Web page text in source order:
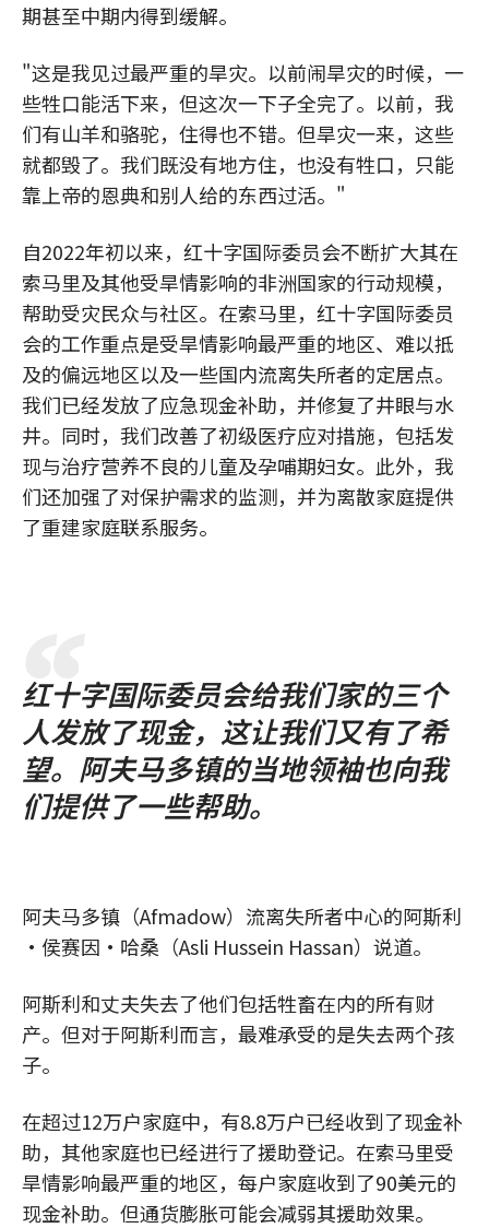
期甚至中期内得到缓解。
"这是我见过最严重的旱灾。以前闹旱灾的时候，一
些牲口能活下来，但这次一下子全完了。以前，我
们有山羊和骆驼，住得也不错。但旱灾一来，这些
就都毁了。我们既没有地方住，也没有牲口，只能
靠上帝的恩典和别人给的东西过活。"
自2022年初以来，红十字国际委员会不断扩大其在
索马里及其他受旱情影响的非洲国家的行动规模，
帮助受灾民众与社区。在索马里，红十字国际委员
会的工作重点是受旱情影响最严重的地区、难以抵
及的偏远地区以及一些国内流离失所者的定居点。
我们已经发放了应急现金补助，并修复了井眼与水
井。同时，我们改善了初级医疗应对措施，包括发
现与治疗营养不良的儿童及孕哺期妇女。此外，我
们还加强了对保护需求的监测，并为离散家庭提供
了重建家庭联系服务。
红十字国际委员会给我们家的三个
人发放了现金，这让我们又有了希
望。阿夫马多镇的当地领袖也向我
们提供了一些帮助。
阿夫马多镇（Afmadow）流离失所者中心的阿斯利
·侯赛因·哈桑（Asli Hussein Hassan）说道。
阿斯利和丈夫失去了他们包括牲畜在内的所有财
产。但对于阿斯利而言，最难承受的是失去两个孩
子。
在超过12万户家庭中，有8.8万户已经收到了现金补
助，其他家庭也已经进行了援助登记。在索马里受
旱情影响最严重的地区，每户家庭收到了90美元的
现金补助。但通货膨胀可能会减弱其援助效果。